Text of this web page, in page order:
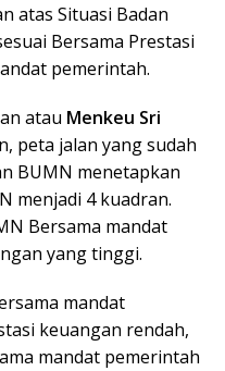
atas Situasi Badan
Bersama Prestasi
pemerintah.
atau Menkeu Sri
peta jalan yang sudah
BUMN menetapkan
menjadi 4 kuadran.
Bersama mandat
yang tinggi.
mandat
keuangan rendah,
mandat pemerintah